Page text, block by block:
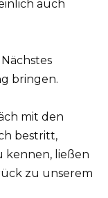
auch
bringen.
mit den
bestritt,
kennen, ließen
zu unserem